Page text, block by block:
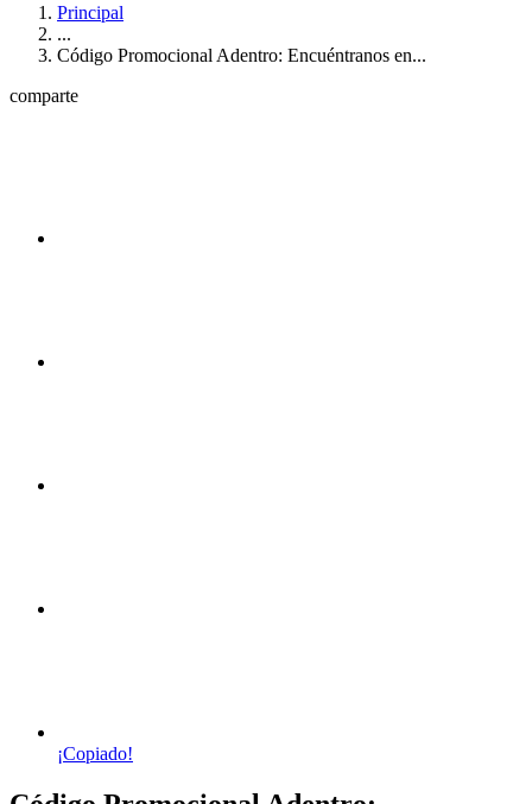
Principal
...
Código Promocional Adentro: Encuéntranos en...
comparte
¡Copiado!